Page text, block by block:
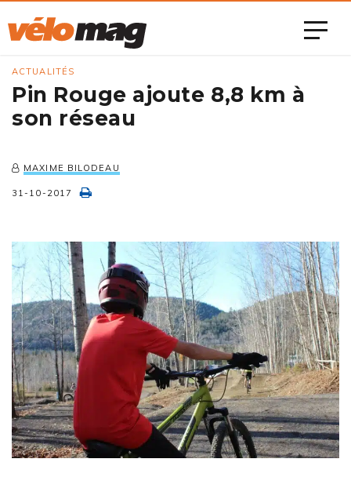
ACTUALITÉS
Pin Rouge ajoute 8,8 km à
son réseau
MAXIME BILODEAU
31-10-2017